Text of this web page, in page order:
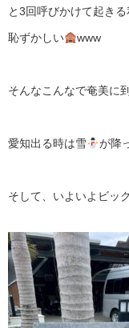
と3回呼びかけて起きる
恥ずかしい www
そんなこんなで奄美に
愛知出る時は雪 が降
そして、いよいよビッ